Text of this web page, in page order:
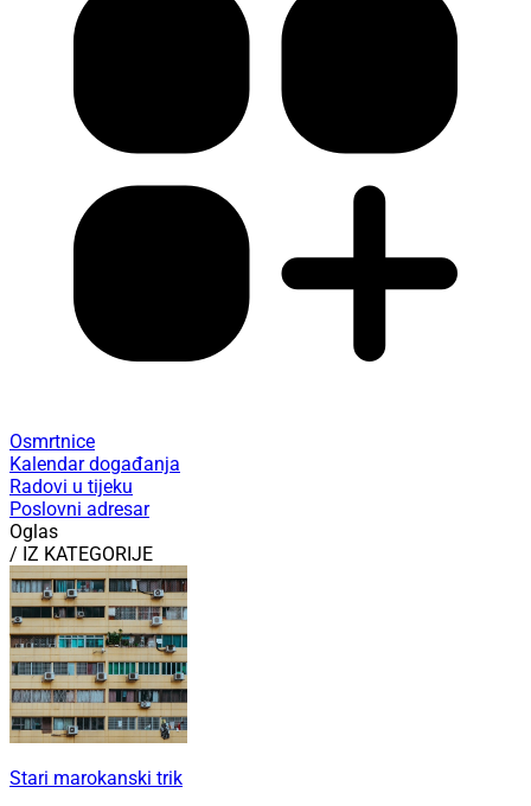
Osmrtnice
Kalendar događanja
Radovi u tijeku
Poslovni adresar
Oglas
/ IZ KATEGORIJE
Stari marokanski trik